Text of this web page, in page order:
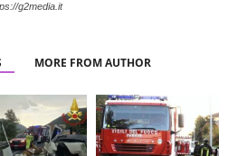
g2media.it
MORE FROM AUTHOR